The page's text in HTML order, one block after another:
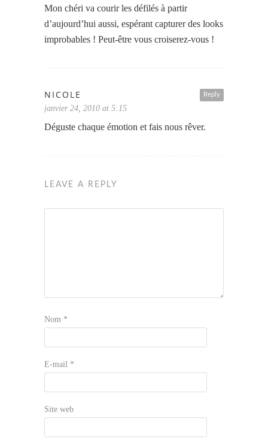
Mon chéri va courir les défilés à partir
d’aujourd’hui aussi, espérant capturer des looks
improbables ! Peut-être vous croiserez-vous !
Reply
NICOLE
janvier 24, 2010 at 5:15
Déguste chaque émotion et fais nous rêver.
LEAVE A REPLY
Nom *
E-mail *
Site web